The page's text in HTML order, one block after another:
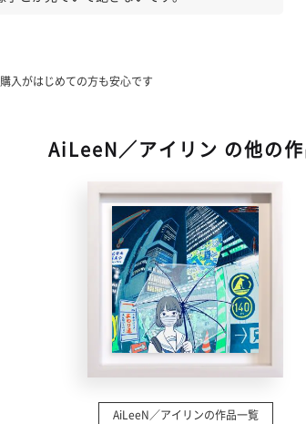
入がはじめての方も安心です
AiLeeN／アイリン の他の
AiLeeN／アイリンの作品一覧